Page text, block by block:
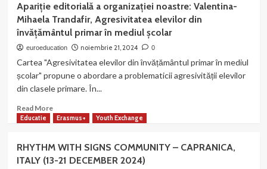
putem
fi,
direct
sau
complici
celor
ce
uciderea
copiilor
şi
promovează
Apariție editorială a organizației noastre: Valentina-
Mihaela Trandafir, Agresivitatea elevilor din
învățământul primar în mediul școlar
euroeducation noiembrie 21, 2024 0
Cartea "Agresivitatea elevilor din învățământul primar în mediul
școlar" propune o abordare a problematicii agresivității elevilor
din clasele primare. În...
Read MoreRead
more
editorială
a
Educatie Erasmus+ Youth Exchange
RHYTHM WITH SIGNS COMMUNITY – CAPRANICA,
ITALY (13-21 DECEMBER 2024)